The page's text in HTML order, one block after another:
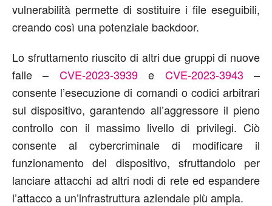
vulnerabilità permette di sostituire i file eseguibili,
creando così una potenziale backdoor.
Lo sfruttamento riuscito di altri due gruppi di nuove
falle – CVE-2023-3939e CVE-2023-3943 –
consente l’esecuzione di comandi o codici arbitrari
sul dispositivo, garantendo all’aggressore il pieno
controllo con il massimo livello di privilegi. Ciò
consente al cybercriminale di modificare il
funzionamento del dispositivo, sfruttandolo per
lanciare attacchi ad altri nodi di rete ed espandere
l’attacco a un’infrastruttura aziendale più ampia.